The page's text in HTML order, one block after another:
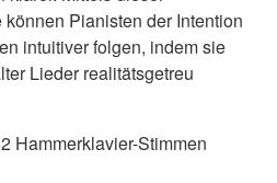
Pianisten der Intention
intuitiver folgen, indem sie
Lieder realitätsgetreu
Hammerklavier-Stimmen